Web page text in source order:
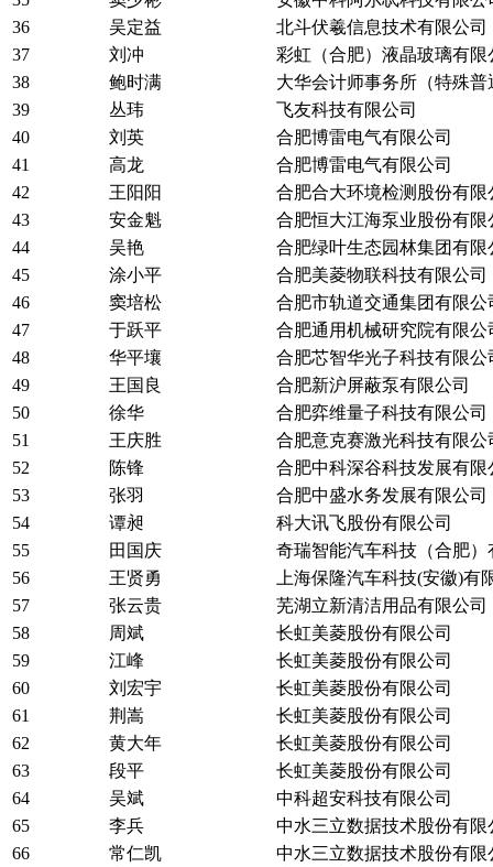
36
吴定益
北斗伏羲信息技术有限公司
37
刘冲
彩虹（合肥）液晶玻璃有限
38
鲍时满
大华会计师事务所（特殊
39
丛玮
飞友科技有限公司
40
刘英
合肥博雷电气有限公司
41
高龙
合肥博雷电气有限公司
42
王阳阳
合肥合大环境检测股份有限
43
安金魁
合肥恒大江海泵业股份有限
44
吴艳
合肥绿叶生态园林集团有限
45
涂小平
合肥美菱物联科技有限公司
46
窦培松
合肥市轨道交通集团有限公
47
于跃平
合肥通用机械研究院有限公
48
华平壤
合肥芯智华光子科技有限公
49
王国良
合肥新沪屏蔽泵有限公司
50
徐华
合肥弈维量子科技有限公司
51
王庆胜
合肥意克赛激光科技有限公
52
陈锋
合肥中科深谷科技发展有限
53
张羽
合肥中盛水务发展有限公司
54
谭昶
科大讯飞股份有限公司
55
田国庆
奇瑞智能汽车科技（合肥）
56
王贤勇
上海保隆汽车科技(安徽)有
57
张云贵
芜湖立新清洁用品有限公司
58
周斌
长虹美菱股份有限公司
59
江峰
长虹美菱股份有限公司
60
刘宏宇
长虹美菱股份有限公司
61
荆嵩
长虹美菱股份有限公司
62
黄大年
长虹美菱股份有限公司
63
段平
长虹美菱股份有限公司
64
吴斌
中科超安科技有限公司
65
李兵
中水三立数据技术股份有限
66
常仁凯
中水三立数据技术股份有限